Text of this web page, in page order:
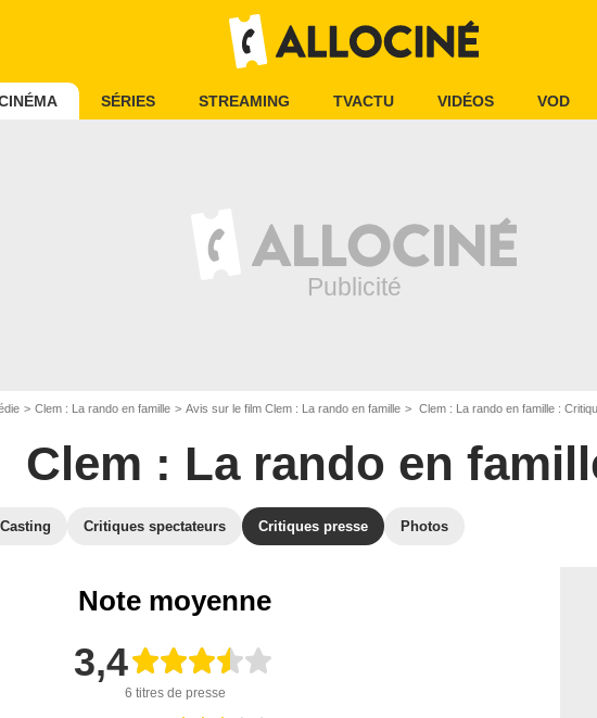
SÉRIES STREAMING TVACTU VIDÉOS VOD
Clem : La rando en famille Avis sur le film Clem : La rando en famille Clem : La rando en famille :
Clem : La rando en
Casting Critiques spectateurs Critiques presse Photos
Note moyenne
3,4
6 titres de presse